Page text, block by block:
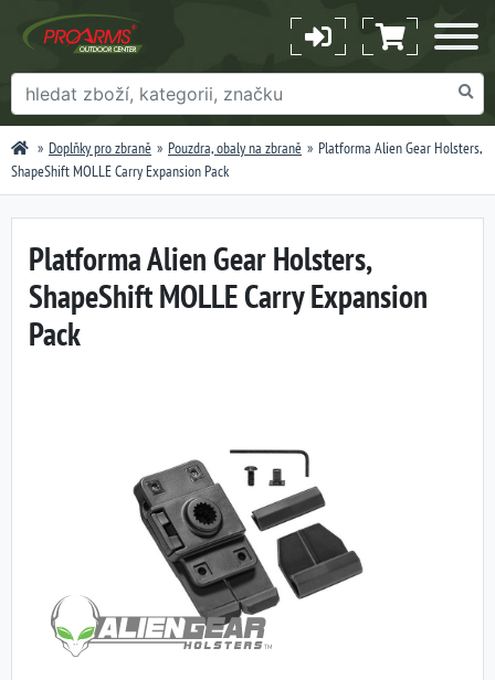
Doplňky pro zbraně Pouzdra, obaly na zbraně
Platforma Alien Gear Holsters,
ShapeShift MOLLE Carry Expansion Pack
Platforma Alien Gear Holsters,
ShapeShift MOLLE Carry Expansion
Pack